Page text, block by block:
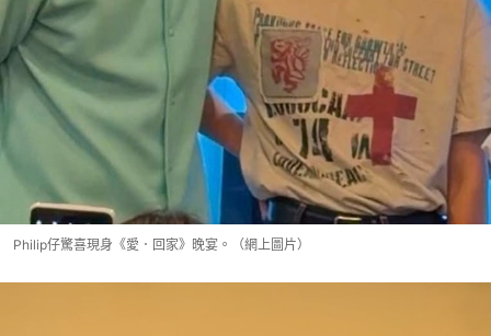
Philip仔驚喜現身《愛．回家》晚宴。（網上圖片）